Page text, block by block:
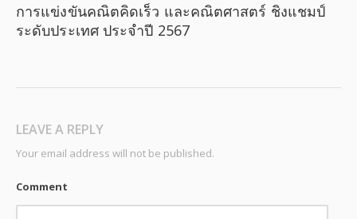
การแข่งขันคณิตคิดเร็ว และคณิตศาสตร์ ชิงแชมป์
ระดับประเทศ ประจำปี 2567
LEAVE A REPLY
Your email address will not be published.
Comment